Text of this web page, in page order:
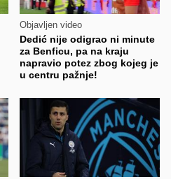
Objavljen video
Dedić nije odigrao ni minute
za Benficu, pa na kraju
napravio potez zbog kojeg je
u centru pažnje!